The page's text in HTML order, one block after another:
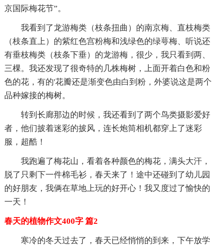
京国际梅花节”。
我看到了龙游梅类（枝条扭曲）的南京梅、直枝梅类
（枝条直上）的紫红色宫粉梅和浅绿色的绿萼梅、听说还
有垂枝梅类（枝条下垂）的龙游梅，很少，我只看到两、
三棵。我还发现了很奇特的几株梅树，上面开着白色和粉
色的花，有的'花瓣还是渐变色由白到粉，外婆说这是两个
品种嫁接的梅树。
转到长廊那边的时候，我还看到了两个鸟类摄影爱好
者，他们披着迷彩的披风，连长炮筒相机都穿上了迷彩
服，超酷！
我跑遍了梅花山，看着各种颜色的梅花，满头大汗，
脱了只剩下一件棉毛衫，春天来了！途中还碰到了幼儿园
的好朋友，我俩在草地上玩的好开心！我又度过了愉快的
一天！
春天的植物作文400字 篇2
寒冷的冬天过去了，春天已经悄悄的到来，下午放学